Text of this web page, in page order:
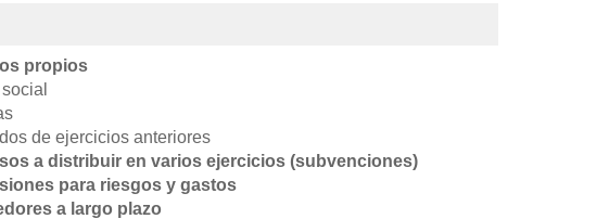
propios
de ejercicios anteriores
a distribuir en varios ejercicios (subvenciones)
para riesgos y gastos
a largo plazo